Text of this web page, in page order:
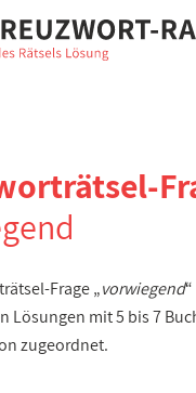
Frage „vorwiegend
Lösungen mit 5 bis 7
zugeordnet.